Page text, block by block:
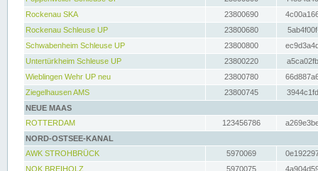
Rockenau SKA
23800690
Rockenau Schleuse UP
23800680
Schwabenheim Schleuse UP
23800800
Untertürkheim Schleuse UP
23800220
Wieblingen Wehr UP neu
23800780
Ziegelhausen AMS
23800745
NEUE MAAS
ROTTERDAM
123456786
NORD-OSTSEE-KANAL
AWK STROHBRÜCK
5970069
NOK BREIHOLZ
5970075